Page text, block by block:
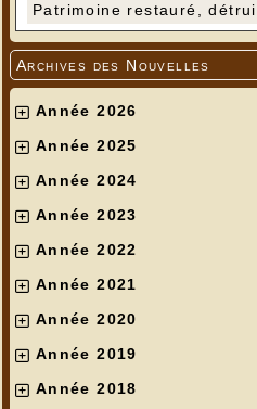
Patrimoine restauré,
Archives des Nouvelles
Année 2026
Année 2025
Année 2024
Année 2023
Année 2022
Année 2021
Année 2020
Année 2019
Année 2018